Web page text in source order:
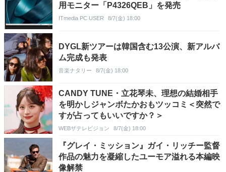
用モニター「P4326QEB」を発売
ITmedia PC USER 8/7(金) 18:00
DYGL新ツアーは韓国含む13公演、新アルバ
ム完成も発表
音楽ナタリー 8/7(金) 18:00
CANDY TUNE・立花琴未、理想の結婚相手
を明かしジャンボたかおもツッコミ＜突然で
すが占ってもいいですか？＞
WEBザテレビジョン 8/7(金) 18:00
『グレイ・ミッション』ガイ・リッチー監督
作品の魅力を凝縮したユーモア溢れる本編映
像解禁